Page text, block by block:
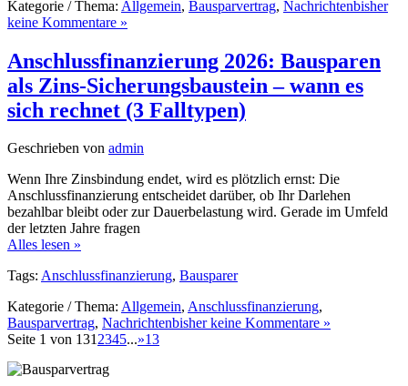
Kategorie / Thema: Allgemein, Bausparvertrag, Nachrichtenbisher
keine Kommentare »
Anschlussfinanzierung 2026: Bausparen
als Zins-Sicherungsbaustein – wann es
sich rechnet (3 Falltypen)
Geschrieben von admin
Wenn Ihre Zinsbindung endet, wird es plötzlich ernst: Die
Anschlussfinanzierung entscheidet darüber, ob Ihr Darlehen
bezahlbar bleibt oder zur Dauerbelastung wird. Gerade im Umfeld
der letzten Jahre fragen
Alles lesen »
Tags: Anschlussfinanzierung, Bausparer
Kategorie / Thema: Allgemein, Anschlussfinanzierung,
Bausparvertrag, Nachrichtenbisher keine Kommentare »
Seite 1 von 1312345...»13